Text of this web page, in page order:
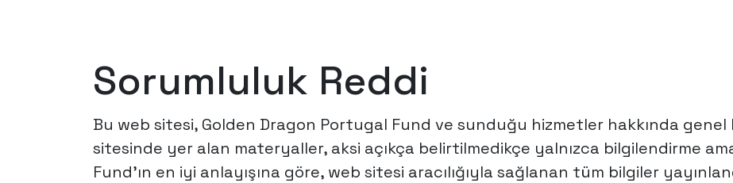
Sorumluluk Reddi
Bu web sitesi, Golden Dragon Portugal Fund ve sunduğu hizmetler hakkında
sitesinde yer alan materyaller, aksi açıkça belirtilmedikçe yalnızca bilgilendirme
Fund’ın en iyi anlayışına göre, web sitesi aracılığıyla sağlanan tüm bilgiler